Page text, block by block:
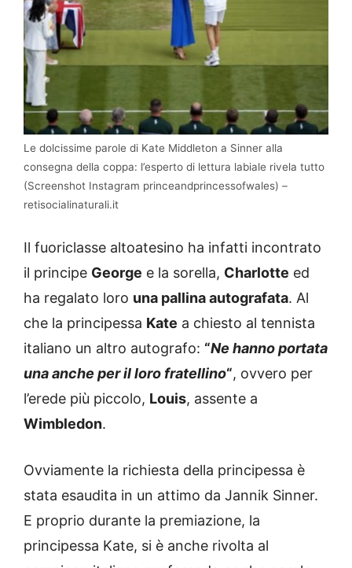
Le dolcissime parole di Kate Middleton a Sinner alla
consegna della coppa: l’esperto di lettura labiale rivela tutto
(Screenshot Instagram princeandprincessofwales) –
retisocialinaturali.it
Il fuoriclasse altoatesino ha infatti incontrato
il principe George e la sorella, Charlotte ed
ha regalato loro una pallina autografata. Al
che la principessa Kate a chiesto al tennista
italiano un altro autografo: “Ne hanno portata
una anche per il loro fratellino“, ovvero per
l’erede più piccolo, Louis, assente a
Wimbledon.
Ovviamente la richiesta della principessa è
stata esaudita in un attimo da Jannik Sinner.
E proprio durante la premiazione, la
principessa Kate, si è anche rivolta al